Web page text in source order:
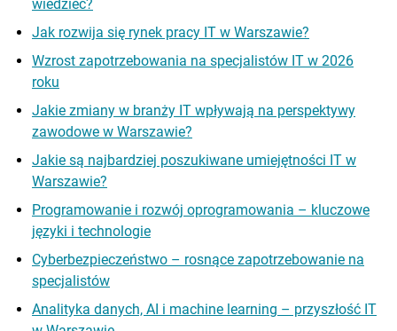
wiedzieć?
Jak rozwija się rynek pracy IT w Warszawie?
Wzrost zapotrzebowania na specjalistów IT w 2026
roku
Jakie zmiany w branży IT wpływają na perspektywy
zawodowe w Warszawie?
Jakie są najbardziej poszukiwane umiejętności IT w
Warszawie?
Programowanie i rozwój oprogramowania – kluczowe
języki i technologie
Cyberbezpieczeństwo – rosnące zapotrzebowanie na
specjalistów
Analityka danych, AI i machine learning – przyszłość IT